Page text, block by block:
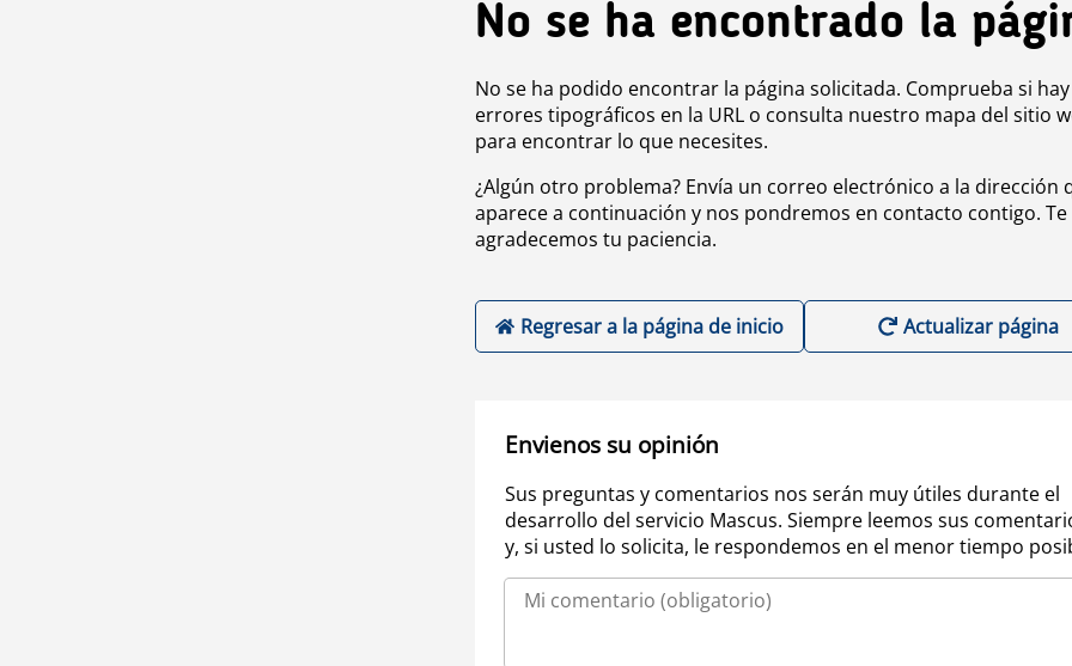
No se ha encontrado la
No se ha podido encontrar la página solicitada. Comprueba si hay
errores tipográficos en la URL o consulta nuestro mapa del sitio
para encontrar lo que necesites.
¿Algún otro problema? Envía un correo electrónico a la dirección
aparece a continuación y nos pondremos en contacto contigo. Te
agradecemos tu paciencia.
Regresar a la página de inicio Actualizar página
Envienos su opinión
Sus preguntas y comentarios nos serán muy útiles durante el
desarrollo del servicio Mascus. Siempre leemos sus
y, si usted lo solicita, le respondemos en el menor tiempo